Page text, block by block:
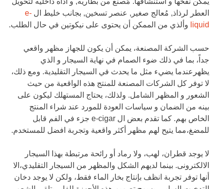
العطر لرذاذ, مُعالج صغير, عنصر تسخين, بجانب خليط ال e-
liquid وألذي من الممكن أن يحتوى على نيكوتين في حال الطلب.
حسب الشركة المصنعة، يمكن أن يكون للجهاز مظهر واقعي
جداً، بما في ذلك ضوء الصمام في نهاية السيجار و الذي
يظهرعندما يضيء مثل ما يحدث في السيجار التقليدية. ومع ذلك،
لا توفر كل الشركات المصنعة للمنتج هذه الواقعية من حيث
الشعور و المظهر الشامل. ولذلك، يحتاج المستهلك ليكون على
بينه من الضمان و سياسات العودة للمورد عند شراء المنتج
الخاص بهم. كما تقدم بعض ال e-cigar جزء في الفم قابل
للمضغ،مما يتيح لهم مظهر أكثر واقعية وتجربة افضل للمستخدم.
لا يوجد قطران، لهب، ولا رماد أو رائحة مرتبطة بهذا السيجار
الالكترونى. بينما لديهم الشكل والمظهر من السيجار التقليدي،الا
أنها توفر تجربة انظف بإنتاج بخار الماء فقط، ولكن لا يوجد دخان